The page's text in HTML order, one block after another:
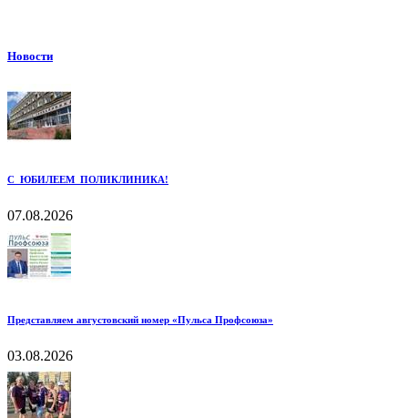
Новости
С ЮБИЛЕЕМ ПОЛИКЛИНИКА!
07.08.2026
Представляем августовский номер «Пульса Профсоюза»
03.08.2026